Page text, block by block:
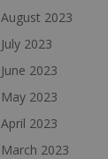
August 2023
July 2023
June 2023
May 2023
April 2023
March 2023